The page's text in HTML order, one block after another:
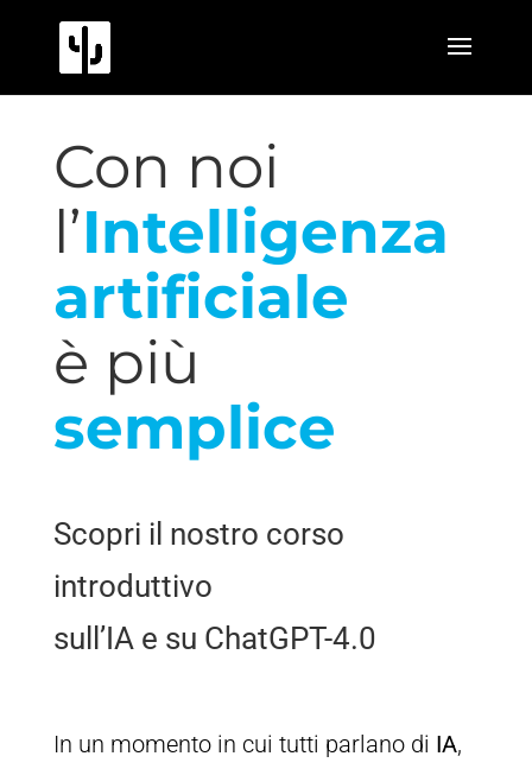
Con noi
l’Intelligenza
artificiale
è più
semplice
Scopri il nostro corso
introduttivo
sull’IA e su ChatGPT-4.0
In un momento in cui tutti parlano di IA,